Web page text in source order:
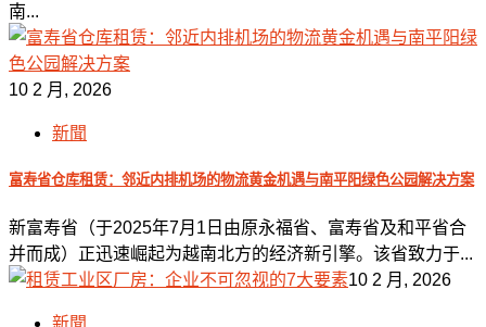
南...
10 2 月, 2026
新聞
富寿省仓库租赁：邻近内排机场的物流黄金机遇与南平阳绿色公园解决方案
新富寿省（于2025年7月1日由原永福省、富寿省及和平省合
并而成）正迅速崛起为越南北方的经济新引擎。该省致力于...
10 2 月, 2026